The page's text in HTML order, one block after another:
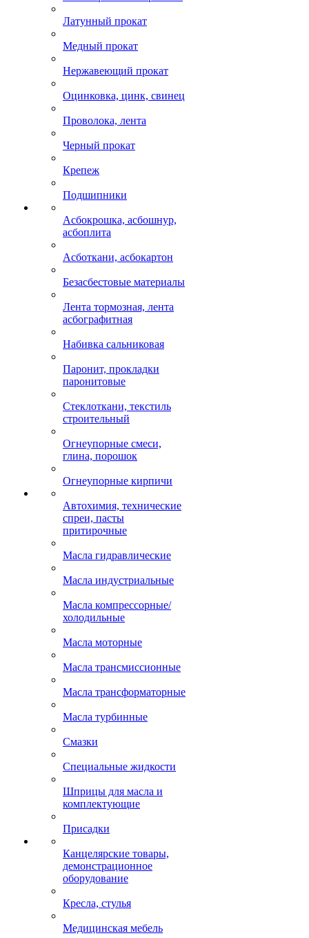
Латунный прокат
Медный прокат
Нержавеющий прокат
Оцинковка, цинк, свинец
Проволока, лента
Черный прокат
Крепеж
Подшипники
Асбокрошка, асбошнур,
асбоплита
Асботкани, асбокартон
Безасбестовые материалы
Лента тормозная, лента
асбографитная
Набивка сальниковая
Паронит, прокладки
паронитовые
Стеклоткани, текстиль
строительный
Огнеупорные смеси,
глина, порошок
Огнеупорные кирпичи
Автохимия, технические
спреи, пасты
притирочные
Масла гидравлические
Масла индустриальные
Масла компрессорные/
холодильные
Масла моторные
Масла трансмиссионные
Масла трансформаторные
Масла турбинные
Смазки
Специальные жидкости
Шприцы для масла и
комплектующие
Присадки
Канцелярские товары,
демонстрационное
оборудование
Кресла, стулья
Медицинская мебель